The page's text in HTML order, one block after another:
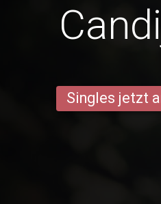
Singles jetzt